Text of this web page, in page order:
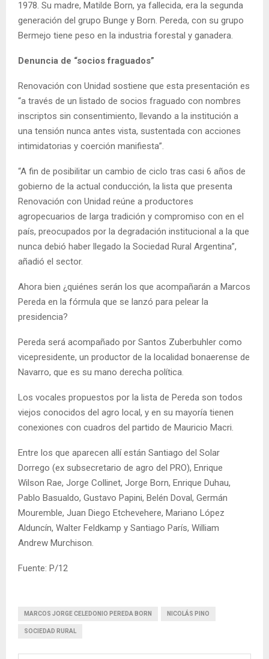
1978. Su madre, Matilde Born, ya fallecida, era la segunda
generación del grupo Bunge y Born. Pereda, con su grupo
Bermejo tiene peso en la industria forestal y ganadera.
Denuncia de “socios fraguados”
Renovación con Unidad sostiene que esta presentación es
“a través de un listado de socios fraguado con nombres
inscriptos sin consentimiento, llevando a la institución a
una tensión nunca antes vista, sustentada con acciones
intimidatorias y coerción manifiesta”.
“A fin de posibilitar un cambio de ciclo tras casi 6 años de
gobierno de la actual conducción, la lista que presenta
Renovación con Unidad reúne a productores
agropecuarios de larga tradición y compromiso con en el
país, preocupados por la degradación institucional a la que
nunca debió haber llegado la Sociedad Rural Argentina”,
añadió el sector.
Ahora bien ¿quiénes serán los que acompañarán a Marcos
Pereda en la fórmula que se lanzó para pelear la
presidencia?
Pereda será acompañado por Santos Zuberbuhler como
vicepresidente, un productor de la localidad bonaerense de
Navarro, que es su mano derecha política.
Los vocales propuestos por la lista de Pereda son todos
viejos conocidos del agro local, y en su mayoría tienen
conexiones con cuadros del partido de Mauricio Macri.
Entre los que aparecen allí están Santiago del Solar
Dorrego (ex subsecretario de agro del PRO), Enrique
Wilson Rae, Jorge Collinet, Jorge Born, Enrique Duhau,
Pablo Basualdo, Gustavo Papini, Belén Doval, Germán
Mouremble, Juan Diego Etchevehere, Mariano López
Alduncín, Walter Feldkamp y Santiago París, William
Andrew Murchison.
Fuente: P/12
MARCOS JORGE CELEDONIO PEREDA BORN NICOLÁS PINO
SOCIEDAD RURAL